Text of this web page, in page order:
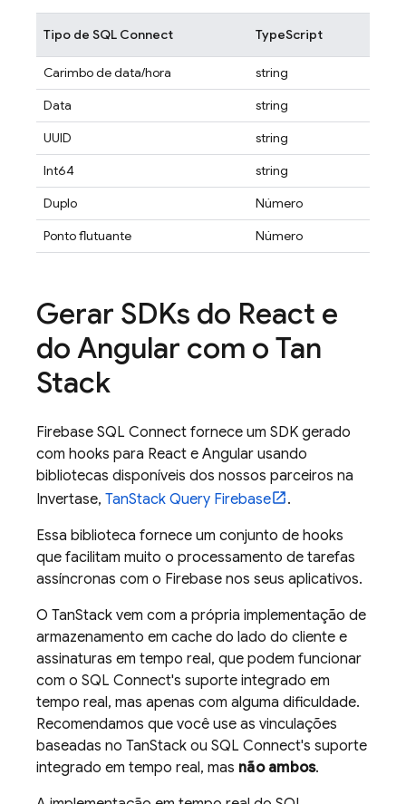
Tipo de SQL Connect TypeScript
Carimbo de data/hora
string
Data
string
UUID
string
Int64
string
Duplo
Número
Ponto flutuante
Número
Gerar SDKs do React e
do Angular com o Tan
Stack
Firebase SQL Connect fornece um SDK gerado
com hooks para React e Angular usando
bibliotecas disponíveis dos nossos parceiros na
Invertase, TanStack Query Firebase
.
Essa biblioteca fornece um conjunto de hooks
que facilitam muito o processamento de tarefas
assíncronas com o Firebase nos seus aplicativos.
O TanStack vem com a própria implementação de
armazenamento em cache do lado do cliente e
assinaturas em tempo real, que podem funcionar
com o SQL Connect's suporte integrado em
tempo real, mas apenas com alguma dificuldade.
Recomendamos que você use as vinculações
baseadas no TanStack ou SQL Connect's suporte
integrado em tempo real, mas não ambos.